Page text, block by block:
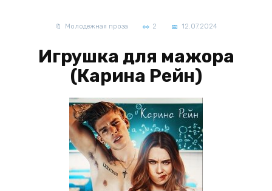
Молодежная проза 2 12.07.2024
Игрушка для мажора
(Карина Рейн)